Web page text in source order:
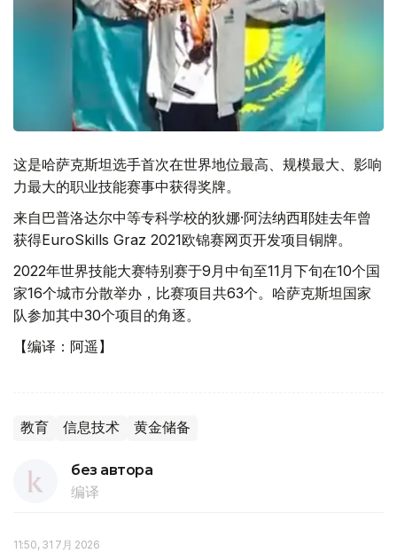
这是哈萨克斯坦选手首次在世界地位最高、规模最大、影响
力最大的职业技能赛事中获得奖牌。
来自巴普洛达尔中等专科学校的狄娜·阿法纳西耶娃去年曾
获得EuroSkills Graz 2021欧锦赛网页开发项目铜牌。
2022年世界技能大赛特别赛于9月中旬至11月下旬在10个国
家16个城市分散举办，比赛项目共63个。哈萨克斯坦国家
队参加其中30个项目的角逐。
【编译：阿遥】
教育 信息技术 黄金储备
без автора
编译
11:50, 31 7月 2026